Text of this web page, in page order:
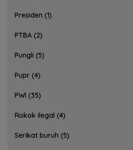
Presiden (1)
PTBA (2)
Pungli (5)
Pupr (4)
PWI (35)
Rokok ilegal (4)
Serikat buruh (5)